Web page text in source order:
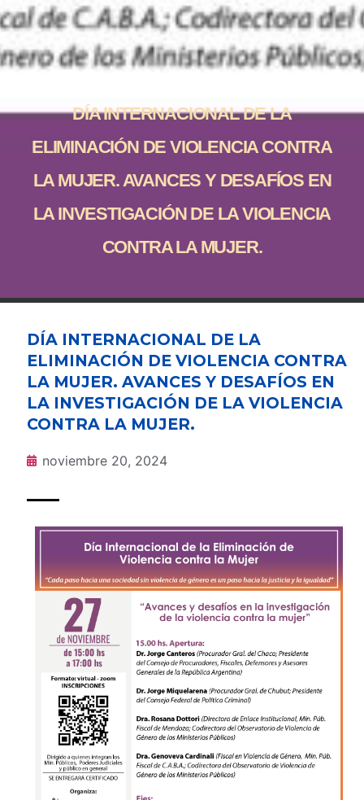
DÍA INTERNACIONAL DE LA
ELIMINACIÓN DE VIOLENCIA CONTRA
LA MUJER. AVANCES Y DESAFÍOS EN
LA INVESTIGACIÓN DE LA VIOLENCIA
CONTRA LA MUJER.
DÍA INTERNACIONAL DE LA
ELIMINACIÓN DE VIOLENCIA CONTRA
LA MUJER. AVANCES Y DESAFÍOS EN
LA INVESTIGACIÓN DE LA VIOLENCIA
CONTRA LA MUJER.
noviembre 20, 2024